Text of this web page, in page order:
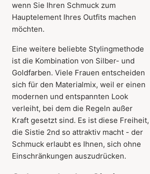
wenn Sie Ihren Schmuck zum
Hauptelement Ihres Outfits machen
möchten.
Eine weitere beliebte Stylingmethode
ist die Kombination von Silber- und
Goldfarben. Viele Frauen entscheiden
sich für den Materialmix, weil er einen
modernen und entspannten Look
verleiht, bei dem die Regeln außer
Kraft gesetzt sind. Es ist diese Freiheit,
die Sistie 2nd so attraktiv macht - der
Schmuck erlaubt es Ihnen, sich ohne
Einschränkungen auszudrücken.